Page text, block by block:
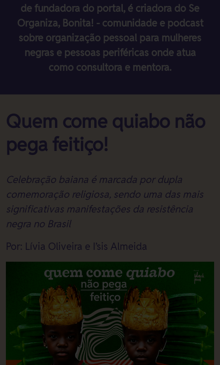
de fundadora do portal, é criadora do Se
Organiza, Bonita! - comunidade e podcast
sobre organização pessoal para mulheres
negras e pessoas periféricas onde atua
como consultora e mentora.
Quem come quiabo não
pega feitiço!
Celebração baiana é marcada por dupla
comemoração religiosa, sendo uma das mais
significativas manifestações da resistência
negra no Brasil
Por: Lívia Oliveira e I’sis Almeida